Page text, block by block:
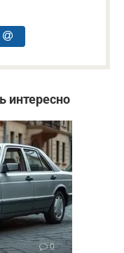
интересно
0